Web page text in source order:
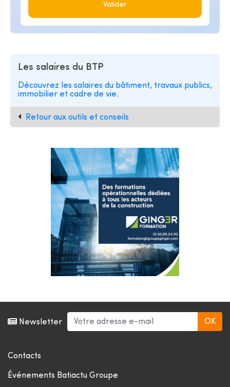
Valider
Les salaires du BTP
Découvrez les salaires du bâtiment, travaux publics,
immobilier et cadre de vie.
Retour aux outils et conseils
Newsletter
Contacts
Événements Batiactu Groupe